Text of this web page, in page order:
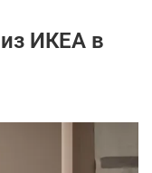
из ИКЕА в